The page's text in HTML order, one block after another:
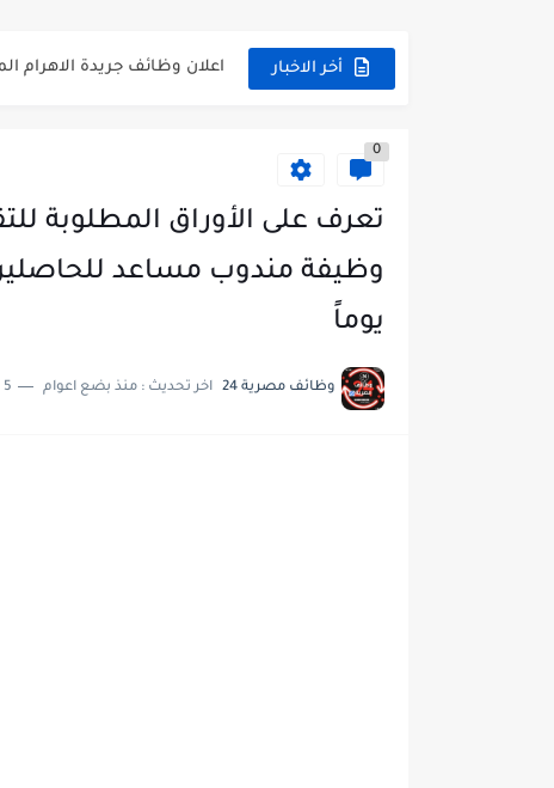
أخر الاخبار
فتح باب التقديم بإكاديمية
وظائف خالية بجريدة الاهرام العدد
0
تعرف على الأوراق المطلوبة
يوماً
وظائف مصرية 24 اخر تحديث : منذ بضع اعوام 5 دقائق للقراءة